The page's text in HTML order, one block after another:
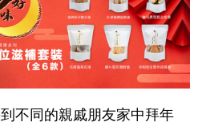
不同的親戚朋友家中拜年